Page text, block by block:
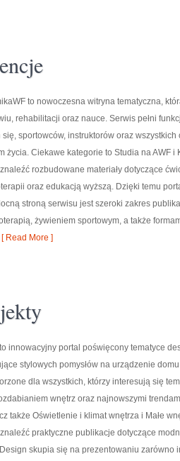
to nowoczesna witryna tematyczna,
rehabilitacji oraz nauce. Serwis pełni
sportowców, instruktorów oraz
życia. Ciekawe kategorie to Studia na AWF i
rozbudowane materiały dotyczące
oraz edukacją wyższą. Dzięki temu
stroną serwisu jest szeroki zakres
żywieniem sportowym, a także
[ Read More ]
innowacyjny portal poświęcony tematyce
stylowych pomysłów na urządzenie
dla wszystkich, którzy interesują się
wnętrz oraz najnowszymi
także Oświetlenie i klimat wnętrza i Małe
praktyczne publikacje dotyczące
skupia się na prezentowaniu zarówno